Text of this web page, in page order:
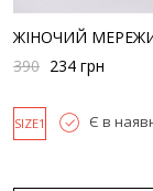
ЖІНОЧИЙ
390 234 грн
SIZE1 Є в